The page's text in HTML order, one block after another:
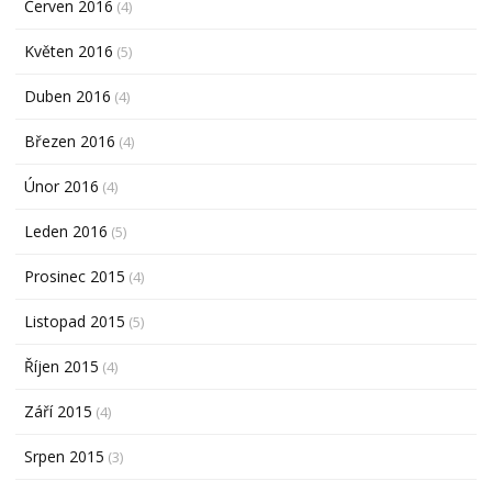
Červen 2016 (4)
Květen 2016 (5)
Duben 2016 (4)
Březen 2016 (4)
Únor 2016 (4)
Leden 2016 (5)
Prosinec 2015 (4)
Listopad 2015 (5)
Říjen 2015 (4)
Září 2015 (4)
Srpen 2015 (3)